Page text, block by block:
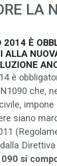
LA
2014 È
ALLA
è
che,
siano
si